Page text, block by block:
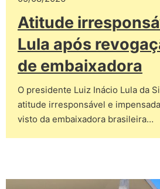
Atitude
Lula após
de embaixadora
O presidente Luiz Inácio Lula da
atitude irresponsável e
visto da embaixadora brasileira…